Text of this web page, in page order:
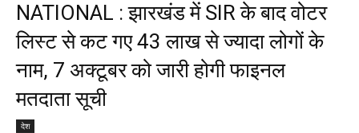
NATIONAL : झारखंड में SIR के बाद वोटर
ल‍िस्‍ट से कट गए 43 लाख से ज्‍यादा लोगों के
नाम, 7 अक्‍टूबर को जारी होगी फाइनल
मतदाता सूच‍ी
देश